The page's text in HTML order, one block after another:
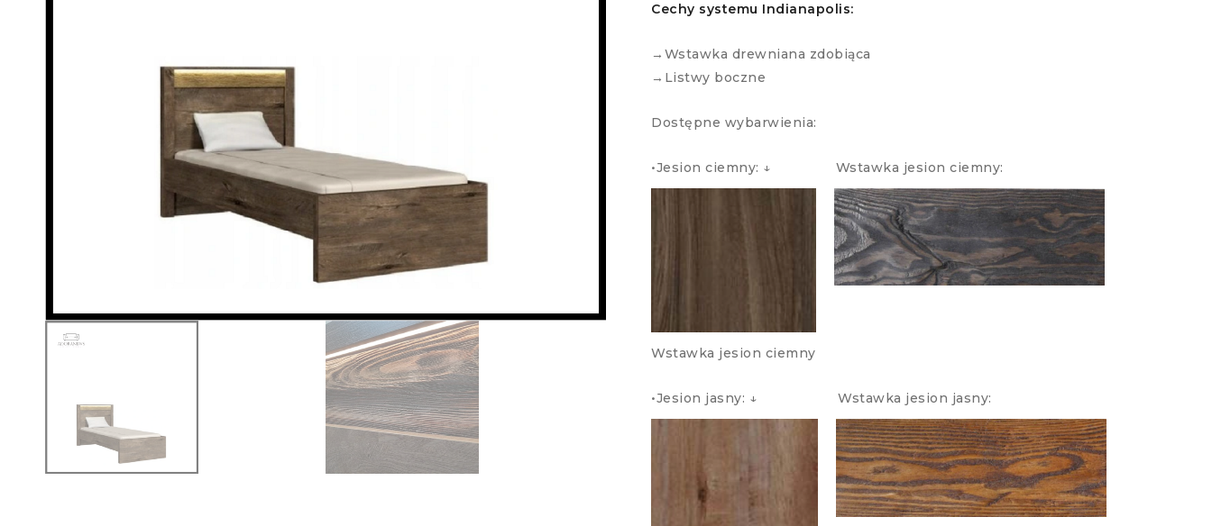
Cechy systemu Indianapolis:
→Wstawka drewniana zdobiąca
→Listwy boczne
Dostępne wybarwienia:
•Jesion ciemny: ↓ Wstawka jesion ciemny:
Wstawka jesion ciemny
•Jesion jasny: ↓ Wstawka jesion jasny: